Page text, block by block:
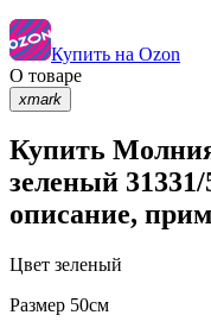
Купить на Ozon
О товаре
xmark
Купить
зеленый
описание,
Цвет зеленый
Размер 50см